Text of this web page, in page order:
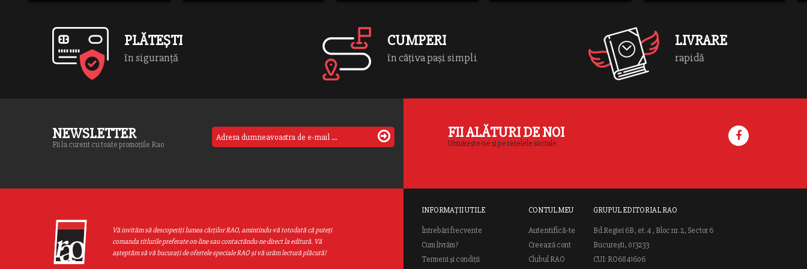
PLĂTEȘTI
în siguranță
CUMPERI
în câțiva pași simpli
LIVRARE
rapidă
NEWSLETTER
Fii la curent cu toate promoțiile Rao
FII ALĂTURI DE NOI
Urmărește-ne și pe rețelele sociale.
Vă invităm să descoperiţi lumea cărţilor RAO, amintindu-vă totodată că puteţi
comanda titlurile preferate on-line sau contactându-ne direct la editură. Vă
aşteptăm să vă bucuraţi de ofertele speciale RAO şi vă urăm lectură plăcută!
INFORMAȚII UTILE
Întrebări frecvente
Cum livrăm?
Termeni și condiții
CONTUL MEU
Autentifică-te
Creează cont
Clubul RAO
GRUPUL EDITORIAL RAO
Bd.Regiei 6B, et. 4 , Bloc nr. 2, Sector 6
București, 013233
CUI: RO6841606